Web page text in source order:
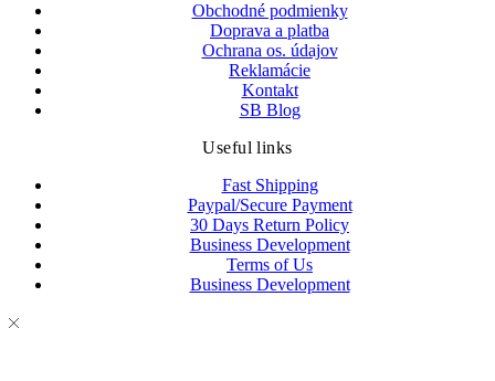
Obchodné podmienky
Doprava a platba
Ochrana os. údajov
Reklamácie
Kontakt
SB Blog
Useful links
Fast Shipping
Paypal/Secure Payment
30 Days Return Policy
Business Development
Terms of Us
Business Development